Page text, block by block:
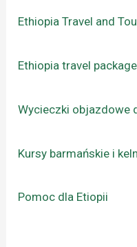
Ethiopia Travel and
Ethiopia travel
Wycieczki objazdowe
Kursy barmańskie i
Pomoc dla Etiopii